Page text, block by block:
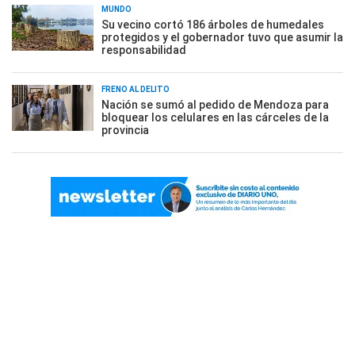
MUNDO
Su vecino cortó 186 árboles de humedales
protegidos y el gobernador tuvo que asumir la
responsabilidad
FRENO AL DELITO
Nación se sumó al pedido de Mendoza para
bloquear los celulares en las cárceles de la
provincia